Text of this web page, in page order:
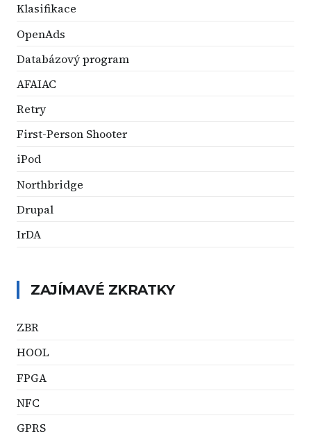
Klasifikace
OpenAds
Databázový program
AFAIAC
Retry
First-Person Shooter
iPod
Northbridge
Drupal
IrDA
ZAJÍMAVÉ ZKRATKY
ZBR
HOOL
FPGA
NFC
GPRS